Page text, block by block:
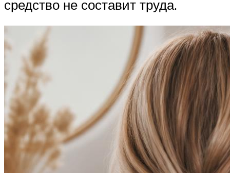
средство не составит труда.